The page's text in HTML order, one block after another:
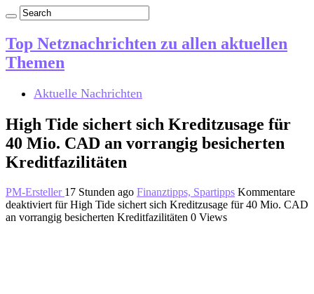
Top Netznachrichten zu allen aktuellen
Themen
Aktuelle Nachrichten
High Tide sichert sich Kreditzusage für
40 Mio. CAD an vorrangig besicherten
Kreditfazilitäten
PM-Ersteller 17 Stunden ago Finanztipps, Spartipps Kommentare
deaktiviert für High Tide sichert sich Kreditzusage für 40 Mio. CAD
an vorrangig besicherten Kreditfazilitäten 0 Views